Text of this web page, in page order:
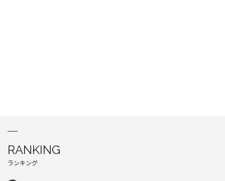
RANKING
ランキング